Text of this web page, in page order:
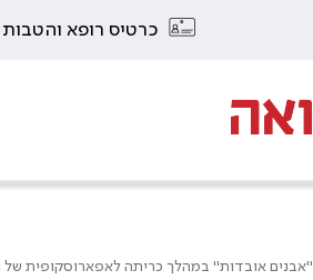
כרטיס רופא והטבות
"אבנים אובדות" במהלך כריתה לאפארוסקופית של